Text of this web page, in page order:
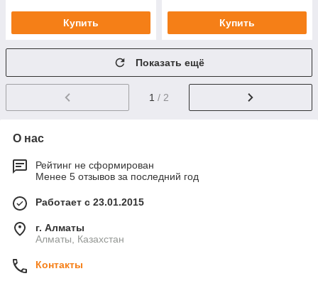
Купить Купить
Показать ещё
1 / 2
О нас
Рейтинг не сформирован
Менее 5 отзывов за последний год
Работает с 23.01.2015
г. Алматы
Алматы, Казахстан
Контакты